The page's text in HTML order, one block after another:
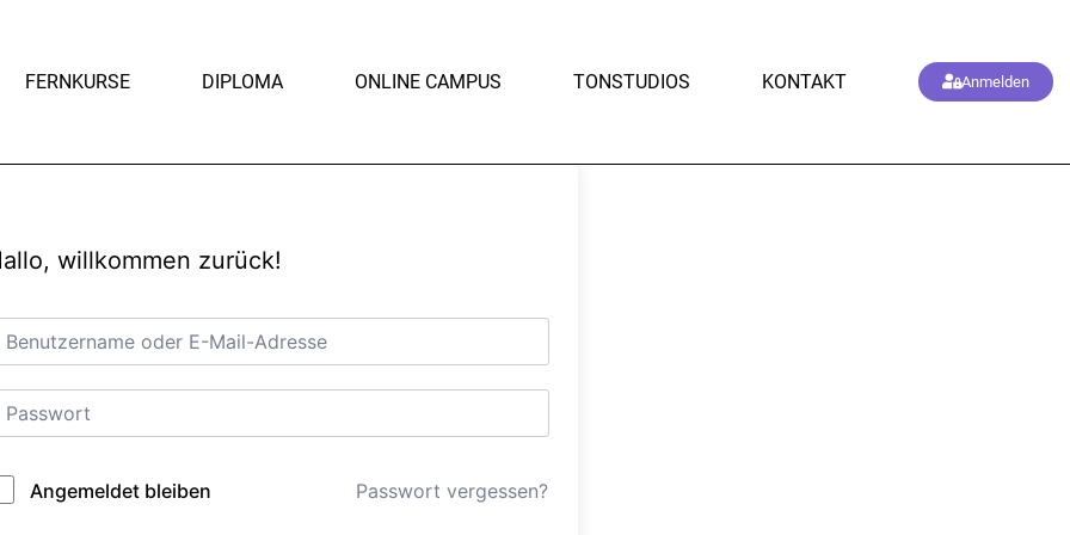
FERNKURSE DIPLOMA ONLINE CAMPUS TONSTUDIOS KONTAKT Anmelden
willkommen zurück!
Angemeldet bleiben Passwort vergessen?